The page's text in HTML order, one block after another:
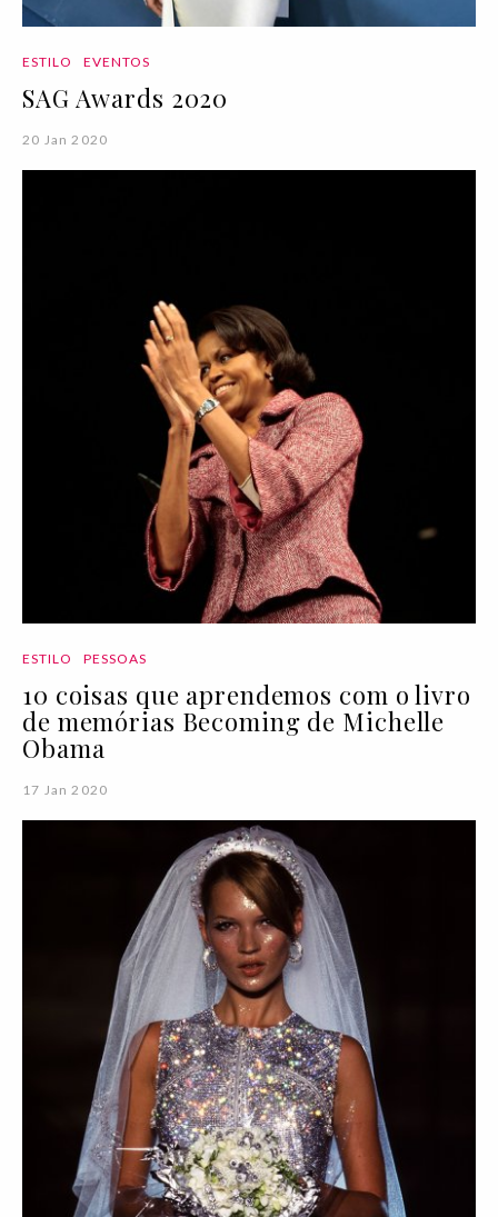
ESTILO EVENTOS
SAG Awards 2020
20 Jan 2020
ESTILO PESSOAS
10 coisas que aprendemos com o livro
de memórias Becoming de Michelle
Obama
17 Jan 2020